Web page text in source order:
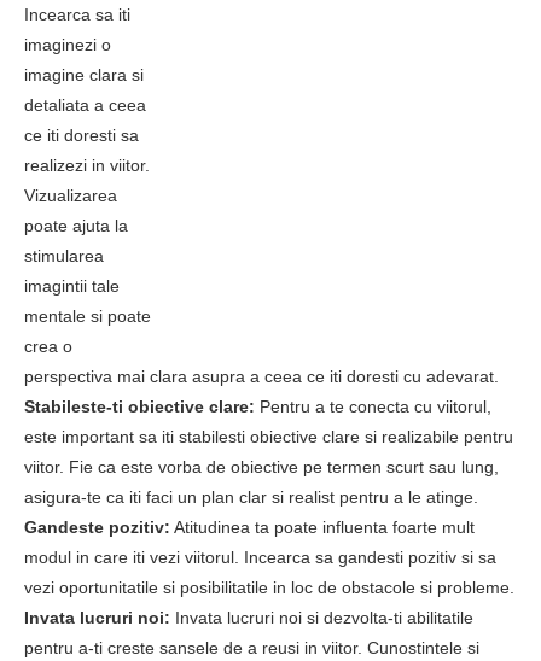
Incearca sa iti
imaginezi o
imagine clara si
detaliata a ceea
ce iti doresti sa
realizezi in viitor.
Vizualizarea
poate ajuta la
stimularea
imagintii tale
mentale si poate
crea o
perspectiva mai clara asupra a ceea ce iti doresti cu adevarat.
Stabileste-ti obiective clare: Pentru a te conecta cu viitorul,
este important sa iti stabilesti obiective clare si realizabile pentru
viitor. Fie ca este vorba de obiective pe termen scurt sau lung,
asigura-te ca iti faci un plan clar si realist pentru a le atinge.
Gandeste pozitiv: Atitudinea ta poate influenta foarte mult
modul in care iti vezi viitorul. Incearca sa gandesti pozitiv si sa
vezi oportunitatile si posibilitatile in loc de obstacole si probleme.
Invata lucruri noi: Invata lucruri noi si dezvolta-ti abilitatile
pentru a-ti creste sansele de a reusi in viitor. Cunostintele si